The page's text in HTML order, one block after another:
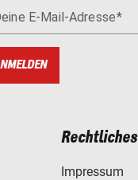
E-Mail-Adresse
Rechtliches
Impressum